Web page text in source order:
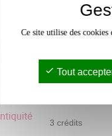
3 crédits
3 crédits
Ce site utilise des cookies
Tout